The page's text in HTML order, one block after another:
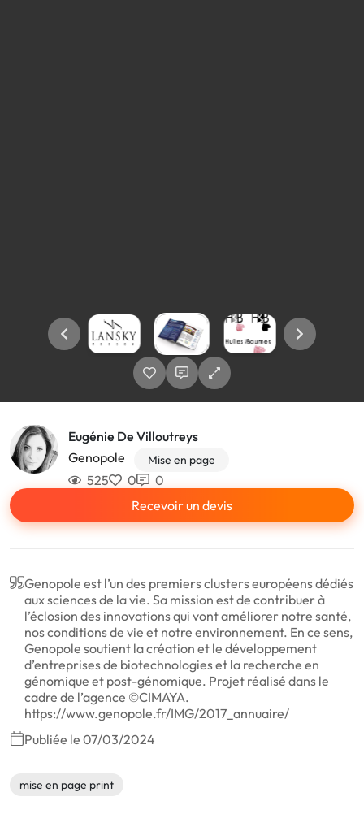
Eugénie De Villoutreys
Genopole
Mise en page
525 0
0
Recevoir un devis
Genopole est l’un des premiers clusters européens dédiés
aux sciences de la vie. Sa mission est de contribuer à
l’éclosion des innovations qui vont améliorer notre santé,
nos conditions de vie et notre environnement. En ce sens,
Genopole soutient la création et le développement
d’entreprises de biotechnologies et la recherche en
génomique et post-génomique. Projet réalisé dans le
cadre de l’agence ©CIMAYA.
https://www.genopole.fr/IMG/2017_annuaire/
Publiée le 07/03/2024
mise en page print